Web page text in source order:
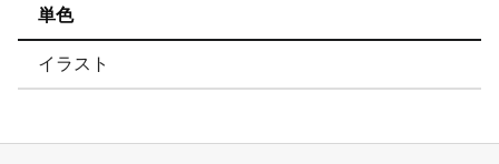
単色
イラスト